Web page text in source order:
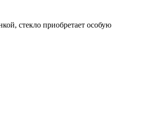
стекло приобретает особую